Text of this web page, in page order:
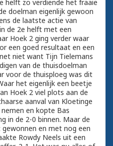
helft zo verdiende het fraaie
doelman eigenlijk gewoon
de laatste actie van
de 2e helft met een
Hoek 2 ging verder waar
een goed resultaat en een
niet want Tijn Tielemans
van de thuisdoelman
voor de thuisploeg was dit
het eigenlijk een beetje
Hoek 2 viel plots aan de
aanval van Kloetinge
en kopte Bas
in de 2-0 binnen. Maar de
en met nog een
Rowdy Neels uit een